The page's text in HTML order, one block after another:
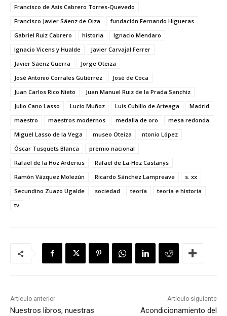
Francisco de Asís Cabrero Torres-Quevedo
Francisco Javier Sáenz de Oiza
fundación Fernando Higueras
Gabriel Ruiz Cabrero
historia
Ignacio Mendaro
Ignacio Vicens y Hualde
Javier Carvajal Ferrer
Javier Sáenz Guerra
Jorge Oteiza
José Antonio Corrales Gutiérrez
José de Coca
Juan Carlos Rico Nieto
Juan Manuel Ruiz de la Prada Sanchiz
Julio Cano Lasso
Lucio Muñoz Luis Cubillo de Arteaga
Madrid
maestro
maestros modernos medalla de oro
mesa redonda
Miguel Lasso de la Vega
museo Oteiza
ntonio López
Óscar Tusquets Blanca
premio nacional
Rafael de la Hoz Arderius
Rafael de La-Hoz Castanys
Ramón Vázquez Molezún
Ricardo Sánchez Lampreave
s. xx
Secundino Zuazo Ugalde
sociedad teoría
teoría e historia
tv
Artículo anterior
Nuestros libros, nuestras
Artículo siguiente
Acondicionamiento del